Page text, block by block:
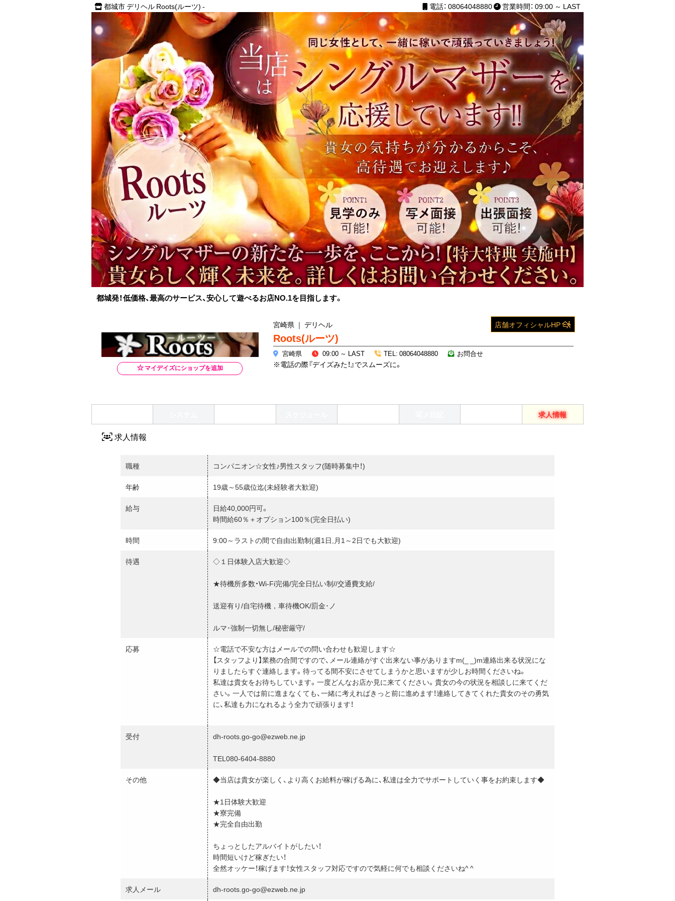
都城市 デリヘル Roots(ルーツ) - 電話： 08064048880 営業時間： 09:00 ～ LAST
都城発！低価格、最高のサービス、安心して遊べるお店NO.1を目指します。
宮崎県 ｜ デリヘル
Roots(ルーツ)
宮崎県 09:00 ～ LAST TEL: 08064048880 お問合せ
※電話の際『デイズみた！』でスムーズに。
店舗オフィシャルHP
求人情報
求人情報
職種 コンパニオン☆女性♪男性スタッフ(随時募集中！)
年齢 19歳～55歳位迄(未経験者大歓迎)
給与
日給40,000円可。
時間給60％＋オプション100％(完全日払い)
時間 9:00～ラストの間で自由出勤制(週1日,月1～2日でも大歓迎)
待遇 ◇１日体験入店大歓迎◇
★待機所多数・Wi-Fi完備/完全日払い制//交通費支給/
送迎有り/自宅待機，車待機OK/罰金･ノ
ルマ･強制一切無し/秘密厳守/
応募
☆電話で不安な方はメールでの問い合わせも歓迎します☆
【スタッフより】業務の合間ですので、メール連絡がすぐ出来ない事がありますm(_ _)m連絡出来る状況にな
りましたらすぐ連絡します。待ってる間不安にさせてしまうかと思いますが少しお時間くださいね。
私達は貴女をお待ちしています。一度どんなお店か見に来てください。貴女の今の状況を相談しに来てくだ
さい。一人では前に進まなくても、一緒に考えればきっと前に進めます！連絡してきてくれた貴女のその勇気
に、私達も力になれるよう全力で頑張ります！
受付 dh-roots.go-go@ezweb.ne.jp
TEL080-6404-8880
その他 ◆当店は貴女が楽しく、より高くお給料が稼げる為に、私達は全力でサポートしていく事をお約束します◆
★1日体験大歓迎
★寮完備
★完全自由出勤
ちょっとしたアルバイトがしたい！
時間短いけど稼ぎたい！
全然オッケー！稼げます！女性スタッフ対応ですので気軽に何でも相談くださいね^ ^
求人メール dh-roots.go-go@ezweb.ne.jp